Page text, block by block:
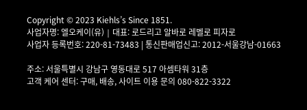
Copyright © 2023 Kiehls’s Since 1851.
사업자명: 엘오케이(유)｜대표: 로드리고 알바로 레벨로 피자로
사업자 등록번호: 220-81-73483 | 통신판매업신고: 2012-서울강남-01663
주소: 서울특별시 강남구 영동대로 517 아셈타워 31층
고객 케어 센터: 구매, 배송, 사이트 이용 문의 080-822-3322